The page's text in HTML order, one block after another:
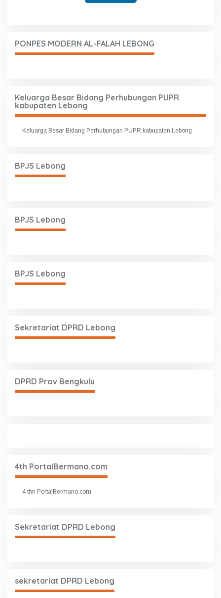
PONPES MODERN AL-FALAH LEBONG
Keluarga Besar Bidang Perhubungan PUPR
kabupaten Lebong
Keluarga Besar Bidang Perhubungan PUPR kabupaten Lebong
BPJS Lebong
BPJS Lebong
BPJS Lebong
Sekretariat DPRD Lebong
DPRD Prov Bengkulu
4th PortalBermano.com
4 thn PortalBermano.com
Sekretariat DPRD Lebong
sekretariat DPRD Lebong